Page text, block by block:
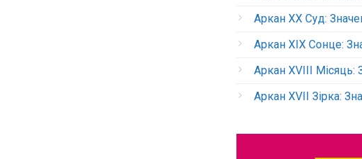
Аркан XX Суд:
Аркан XIX Сонце:
Аркан XVIII Місяць:
Аркан XVII Зірка: